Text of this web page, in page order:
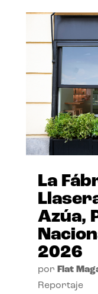
La
Azúa,
2026
por Flat
Reportaje